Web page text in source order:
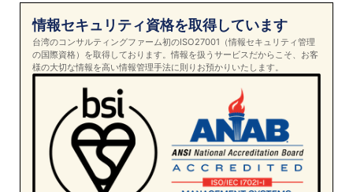
情報セキュリティ資格を取得しています
台湾のコンサルティングファーム初のISO27001（情報セキュリティ管理
の国際資格）を取得しております。情報を扱うサービスだからこそ、お客
様の大切な情報を高い情報管理手法に則りお預かりいたします。